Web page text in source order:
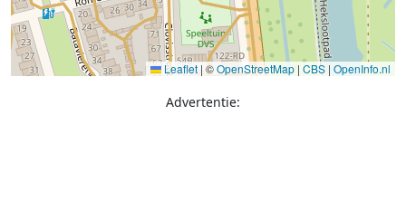
Leaflet | ©OpenStreetMap | CBS | OpenInfo.nl
Advertentie: